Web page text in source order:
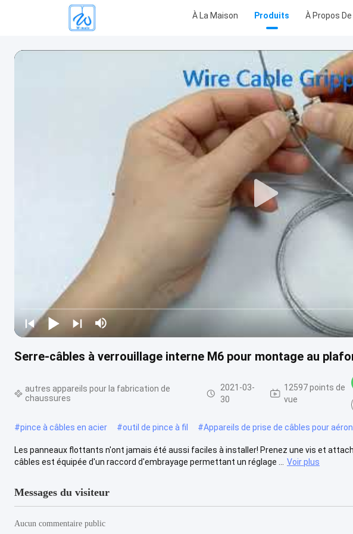
À La Maison Produits À Propos
Serre-câbles à verrouillage interne M6 pour montage au
autres appareils pour la fabrication de
chaussures
2021-03-
30
12597 points de
vue
#pince à câbles en acier #outil de pince à fil #Appareils de prise de câbles pour
Les panneaux flottants n'ont jamais été aussi faciles à installer! Prenez une vis et
câbles est équipée d'un raccord d'embrayage permettant un réglage ...
Voir plus
Messages du visiteur
Aucun commentaire public